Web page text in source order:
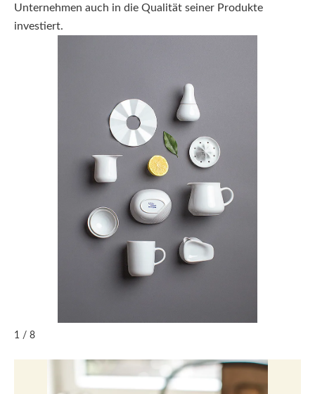
Unternehmen auch in die Qualität seiner Produkte
investiert.
1 / 8